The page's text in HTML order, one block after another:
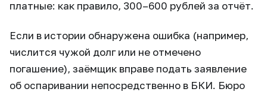
платные: как правило, 300–600 рублей за отчёт.
Если в истории обнаружена ошибка (например,
числится чужой долг или не отмечено
погашение), заёмщик вправе подать заявление
об оспаривании непосредственно в БКИ. Бюро